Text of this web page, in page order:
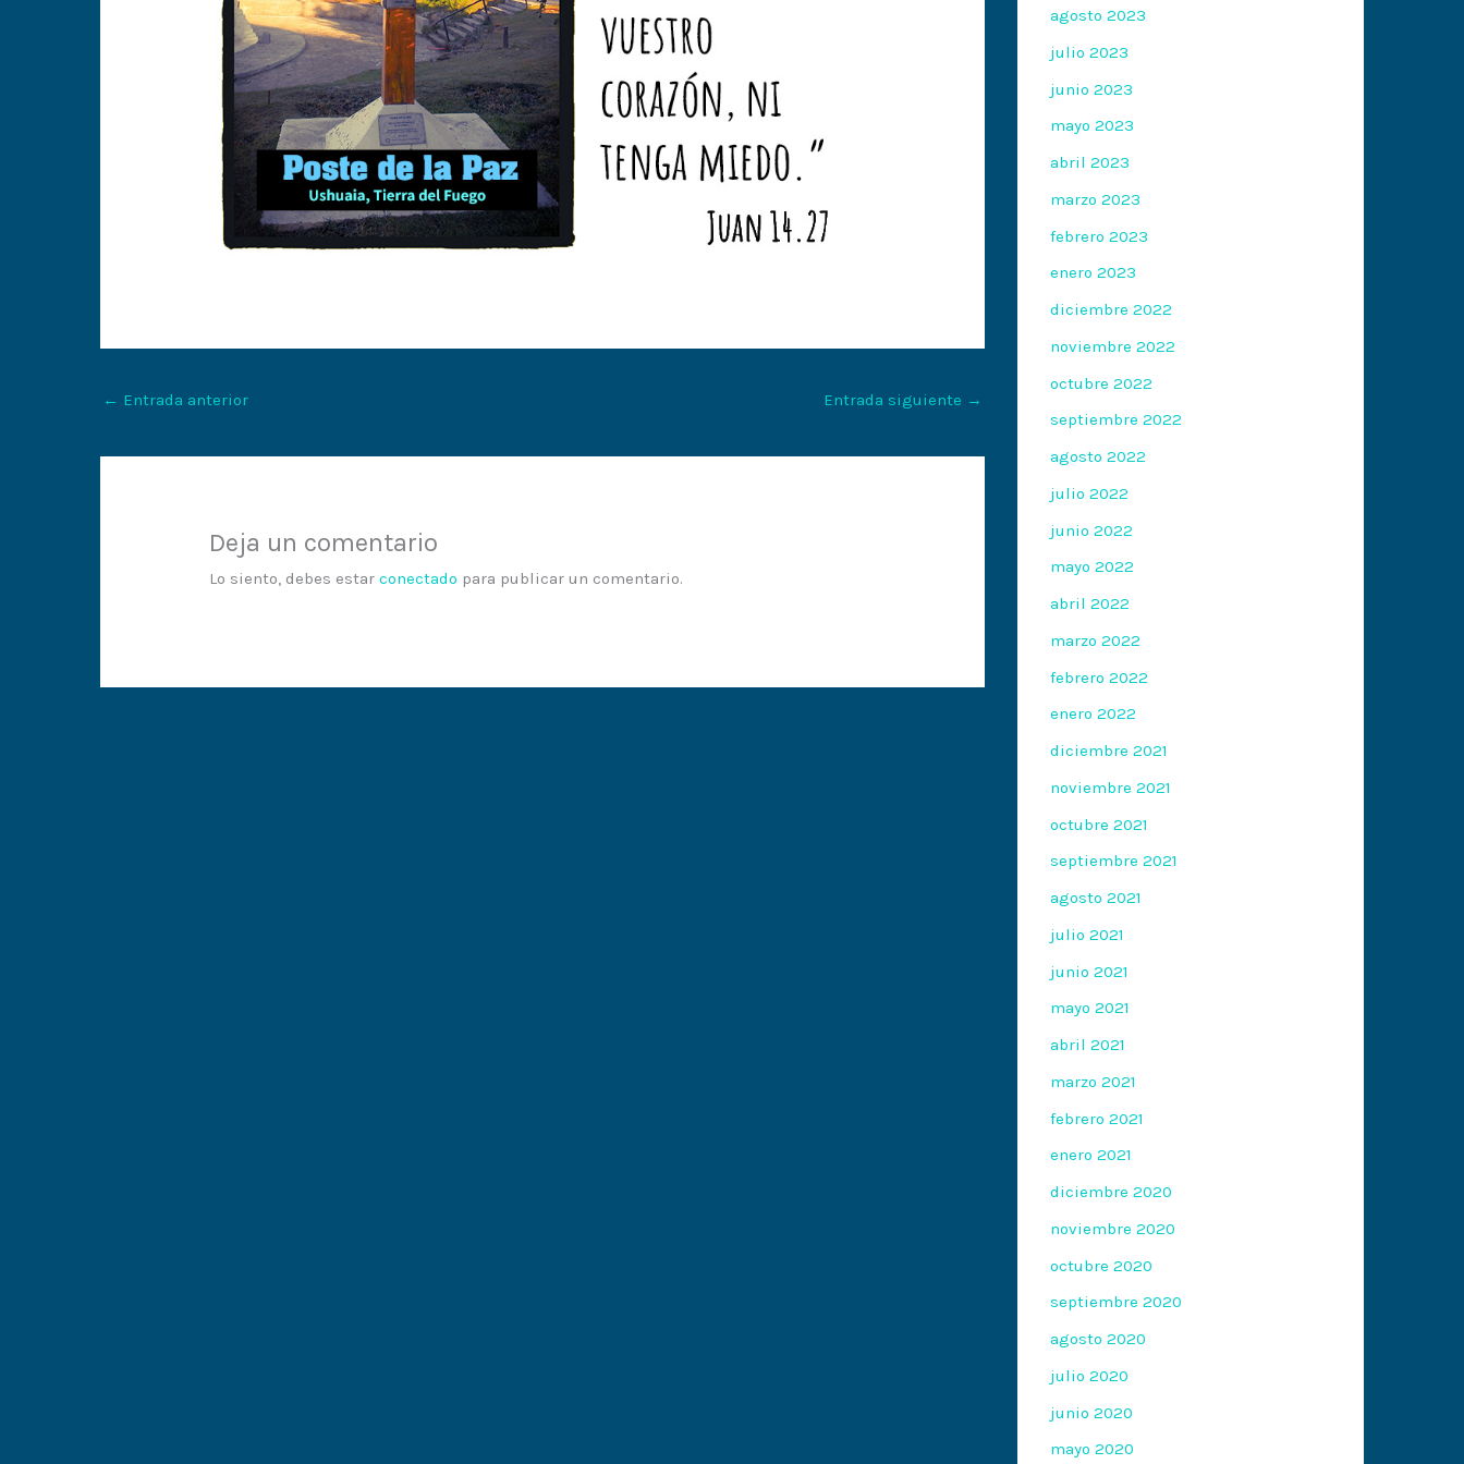
← Entrada anterior Entrada siguiente →
Deja un comentario
Lo siento, debes estarconectado para publicar un comentario.
agosto 2023
julio 2023
junio 2023
mayo 2023
abril 2023
marzo 2023
febrero 2023
enero 2023
diciembre 2022
noviembre 2022
octubre 2022
septiembre 2022
agosto 2022
julio 2022
junio 2022
mayo 2022
abril 2022
marzo 2022
febrero 2022
enero 2022
diciembre 2021
noviembre 2021
octubre 2021
septiembre 2021
agosto 2021
julio 2021
junio 2021
mayo 2021
abril 2021
marzo 2021
febrero 2021
enero 2021
diciembre 2020
noviembre 2020
octubre 2020
septiembre 2020
agosto 2020
julio 2020
junio 2020
mayo 2020